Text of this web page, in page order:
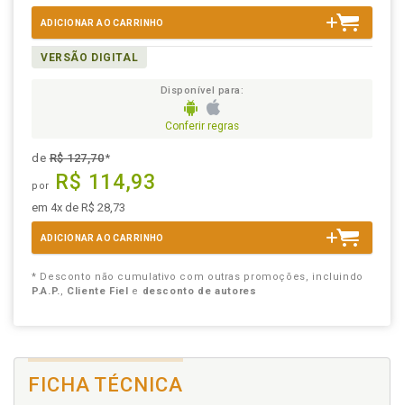
ADICIONAR AO CARRINHO
VERSÃO DIGITAL
Disponível para:
Conferir regras
deR$ 127,70*
por R$ 114,93
em 4x de R$ 28,73
ADICIONAR AO CARRINHO
* Desconto não cumulativo com outras promoções, incluindo
P.A.P., Cliente Fiel e desconto de autores
FICHA TÉCNICA